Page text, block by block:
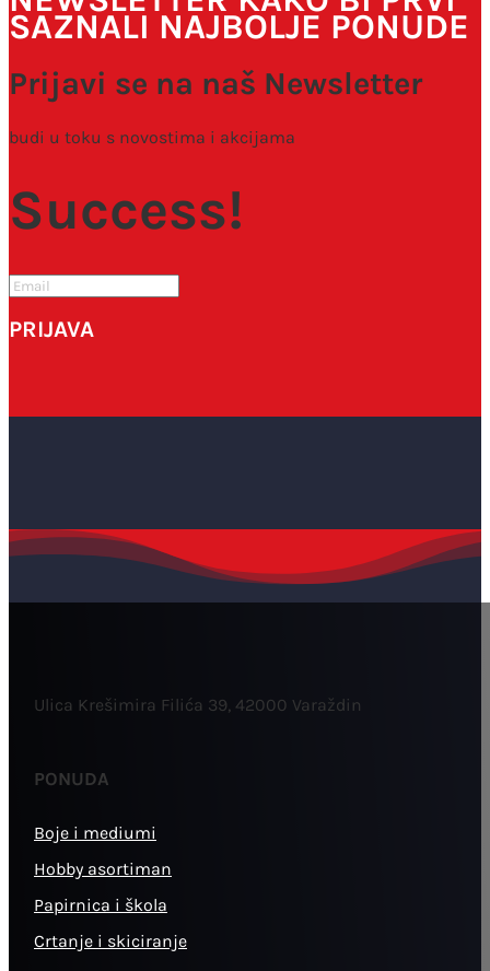
SAZNALI NAJBOLJE PONUDE
Prijavi se na naš Newsletter
budi u toku s novostima i akcijama
Success!
PRIJAVA
Ulica Krešimira Filića 39, 42000 Varaždin
PONUDA
Boje i mediumi
Hobby asortiman
Papirnica i škola
Crtanje i skiciranje